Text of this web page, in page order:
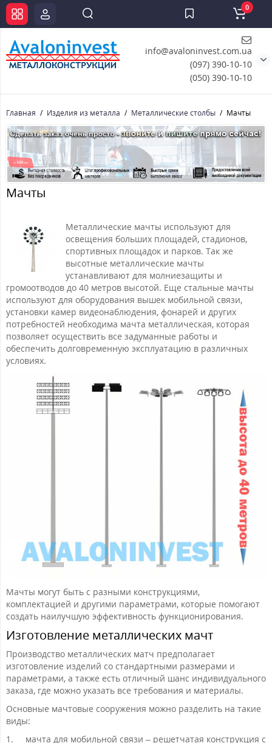
info@avaloninvest.com.ua
(097) 390-10-10
(050) 390-10-10
0
Главная Изделия из металла Металлические столбы Мачты
Мачты
Металлические мачты используют для
освещения больших площадей, стадионов,
спортивных площадок и парков. Так же
высотные металлические мачты
устанавливают для молниезащиты и
громоотводов до 40 метров высотой. Еще стальные мачты
используют для оборудования вышек мобильной связи,
установки камер видеонаблюдения, фонарей и других
потребностей необходима мачта металлическая, которая
позволяет осуществить все задуманные работы и
обеспечить долговременную эксплуатацию в различных
условиях.
Мачты могут быть с разными конструкциями,
комплектацией и другими параметрами, которые помогают
создать наилучшую эффективность функционирования.
Изготовление металлических мачт
Производство металлических матч предполагает
изготовление изделий со стандартными размерами и
параметрами, а также есть отличный шанс индивидуального
заказа, где можно указать все требования и материалы.
Основные мачтовые сооружения можно разделить на такие
виды:
1.
мачта для мобильной связи – решетчатая конструкция с